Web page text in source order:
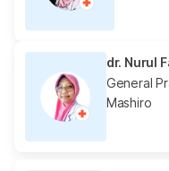
dr. Nurul
General
Mashiro